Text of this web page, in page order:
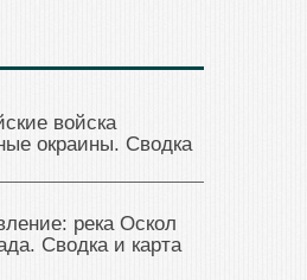
войска
окраины. Сводка
река Оскол
Сводка и карта